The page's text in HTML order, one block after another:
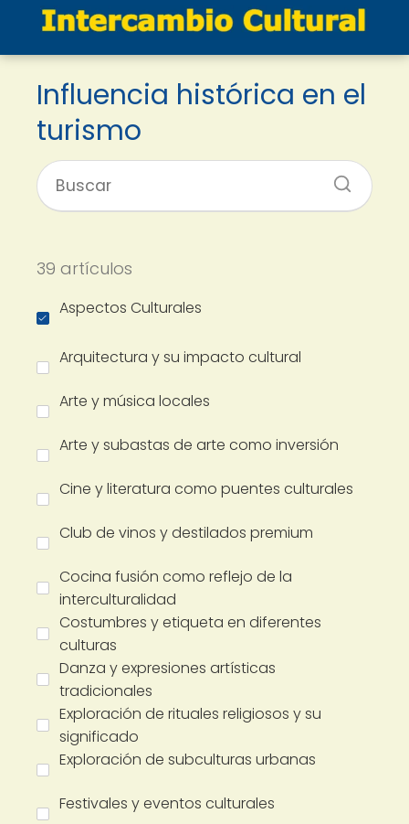
Influencia histórica en el
turismo
39 artículos
Aspectos Culturales
Arquitectura y su impacto cultural
Arte y música locales
Arte y subastas de arte como inversión
Cine y literatura como puentes culturales
Club de vinos y destilados premium
Cocina fusión como reflejo de la
interculturalidad
Costumbres y etiqueta en diferentes
culturas
Danza y expresiones artísticas
tradicionales
Exploración de rituales religiosos y su
significado
Exploración de subculturas urbanas
Festivales y eventos culturales